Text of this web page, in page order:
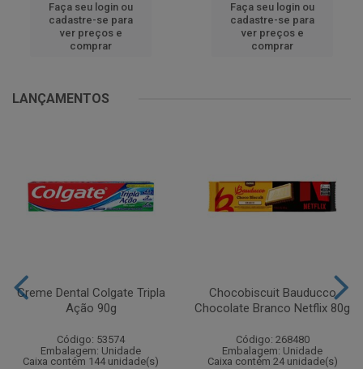
Faça seu login ou
cadastre-se para
ver preços e
comprar
Faça seu login ou
cadastre-se para
ver preços e
comprar
LANÇAMENTOS
Creme Dental Colgate Tripla
Ação 90g
Código: 53574
Embalagem: Unidade
Caixa contém 144 unidade(s)
Chocobiscuit Bauducco
Chocolate Branco Netflix 80g
Código: 268480
Embalagem: Unidade
Caixa contém 24 unidade(s)